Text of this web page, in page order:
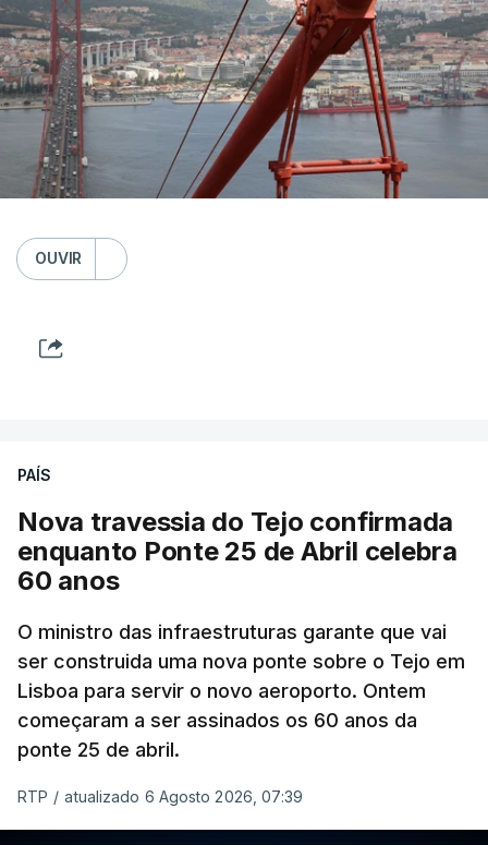
OUVIR
PAÍS
Nova travessia do Tejo confirmada
enquanto Ponte 25 de Abril celebra
60 anos
O ministro das infraestruturas garante que vai
ser construida uma nova ponte sobre o Tejo em
Lisboa para servir o novo aeroporto. Ontem
começaram a ser assinados os 60 anos da
ponte 25 de abril.
RTP / atualizado 6 Agosto 2026, 07:39